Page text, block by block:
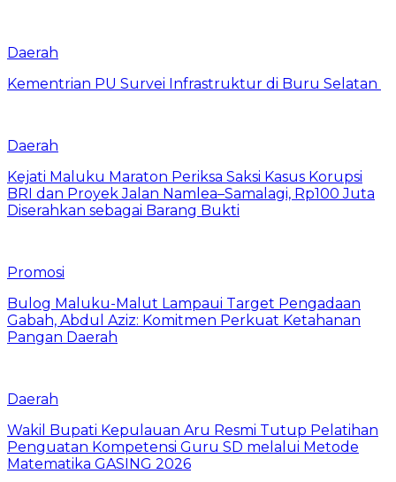
Daerah
Kementrian PU Survei Infrastruktur di Buru Selatan
Daerah
Kejati Maluku Maraton Periksa Saksi Kasus Korupsi
BRI dan Proyek Jalan Namlea–Samalagi, Rp100 Juta
Diserahkan sebagai Barang Bukti
Promosi
Bulog Maluku-Malut Lampaui Target Pengadaan
Gabah, Abdul Aziz: Komitmen Perkuat Ketahanan
Pangan Daerah
Daerah
Wakil Bupati Kepulauan Aru Resmi Tutup Pelatihan
Penguatan Kompetensi Guru SD melalui Metode
Matematika GASING 2026